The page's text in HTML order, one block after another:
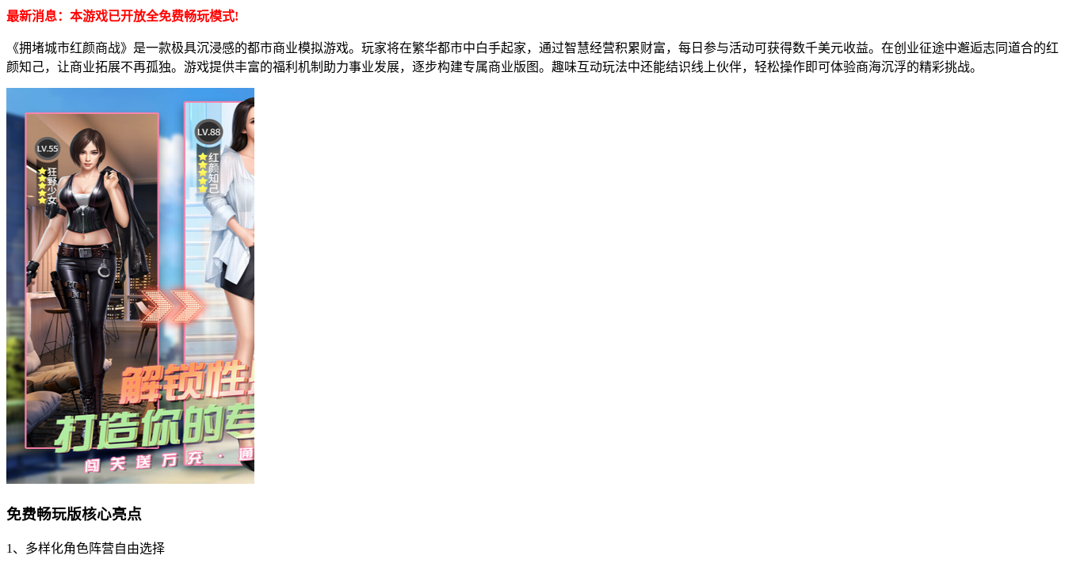
最新消息：本游戏已开放全免费畅玩模式!
《拥堵城市红颜商战》是一款极具沉浸感的都市商业模拟游戏。玩家将在繁华都市中白手起家，通过智慧经营积累财富，每日参与活动可获得数千美元收益。在创业征途中邂逅志同道合的红
颜知己，让商业拓展不再孤独。游戏提供丰富的福利机制助力事业发展，逐步构建专属商业版图。趣味互动玩法中还能结识线上伙伴，轻松操作即可体验商海沉浮的精彩挑战。
免费畅玩版核心亮点
1、多样化角色阵营自由选择